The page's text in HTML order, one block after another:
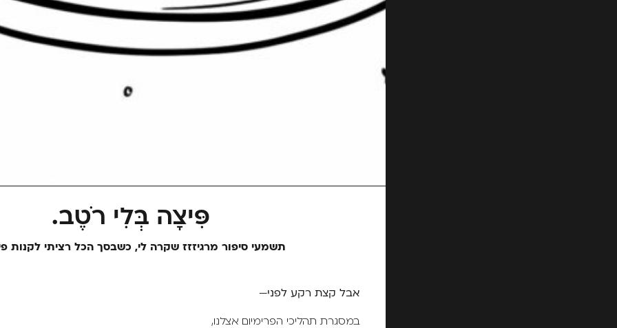
פִּיצָה בְּלִי רֹטֶב.
תשמעי סיפור מרגיזזז שקרה לי, כשבסך הכל רציתי לקנות
אבל קצת רקע לפני—
במסגרת תהליכי הפרימיום אצלנו,